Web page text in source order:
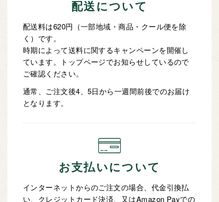
配送について
配送料は620円（一部地域・商品・クール便を除
く）です。
時期によって送料に関するキャンペーンを開催し
ています。トップページでお知らせしているので
ご確認ください。
通常、ご注文後4、5日から一週間前後でのお届け
となります。
お支払いについて
インターネットからのご注文の場合、代金引換払
い、クレジットカード決済、又はAmazon Payでの